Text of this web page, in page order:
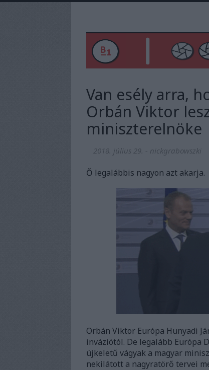
Van esély arra,
Orbán Viktor
miniszterelnöke
2018. július 29. - nickgrabowszki
Ő legalábbis nagyon azt akarja.
Orbán Viktor Európa Hunyadi
inváziótól. De legalább Európa
újkeletű vágyak a magyar
nekilátott a nagyratörő tervei